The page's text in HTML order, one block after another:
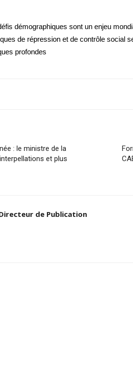
démographiques sont un enjeu
de répression et de contrôle social
profondes
: le ministre de la
et plus
de Publication